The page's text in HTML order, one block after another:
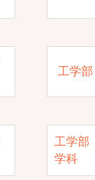
工学
工学部
学科